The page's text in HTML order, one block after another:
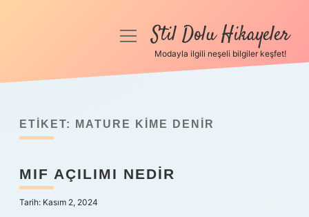
Anasayfa
Yasal Uyarı
Hakkımızda
menüyüStil Dolu Hikayeler
Modayla ilgili neşeli bilgiler keşfet!
ETIKET: MATURE KIME DENIR
MIF AÇILIMI NEDIR
Tarih: Kasım 2, 2024